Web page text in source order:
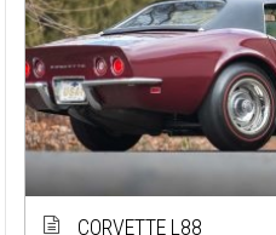
CORVETTE L88